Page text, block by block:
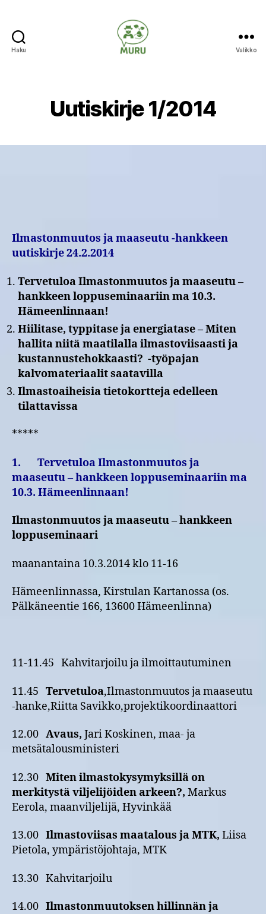
Haku Valikko
Uutiskirje 1/2014
Ilmastonmuutos ja maaseutu -hankkeen
uutiskirje 24.2.2014
Tervetuloa Ilmastonmuutos ja maaseutu –
hankkeen loppuseminaariin ma 10.3.
Hämeenlinnaan!
Hiilitase, typpitase ja energiatase – Miten
hallita niitä maatilalla ilmastoviisaasti ja
kustannustehokkaasti? -työpajan
kalvomateriaalit saatavilla
Ilmastoaiheisia tietokortteja edelleen
tilattavissa
*****
1. Tervetuloa Ilmastonmuutos ja
maaseutu – hankkeen loppuseminaariin ma
10.3. Hämeenlinnaan!
Ilmastonmuutos ja maaseutu – hankkeen
loppuseminaari
maanantaina 10.3.2014 klo 11-16
Hämeenlinnassa, Kirstulan Kartanossa (os.
Pälkäneentie 166, 13600 Hämeenlinna)
11-11.45 Kahvitarjoilu ja ilmoittautuminen
11.45 Tervetuloa,Ilmastonmuutos ja maaseutu
-hanke,Riitta Savikko,projektikoordinaattori
12.00 Avaus, Jari Koskinen, maa- ja
metsätalousministeri
12.30 Miten ilmastokysymyksillä on
merkitystä viljelijöiden arkeen?, Markus
Eerola, maanviljelijä, Hyvinkää
13.00 Ilmastoviisas maatalous ja MTK, Liisa
Pietola, ympäristöjohtaja, MTK
13.30 Kahvitarjoilu
14.00 Ilmastonmuutoksen hillinnän ja